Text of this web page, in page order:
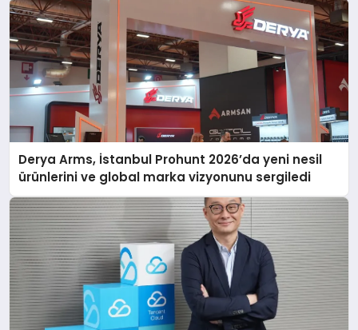
Derya Arms, İstanbul Prohunt 2026’da yeni nesil
ürünlerini ve global marka vizyonunu sergiledi